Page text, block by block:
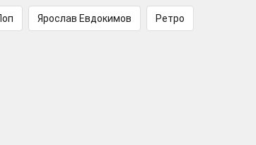
Ярослав Евдокимов Ретро